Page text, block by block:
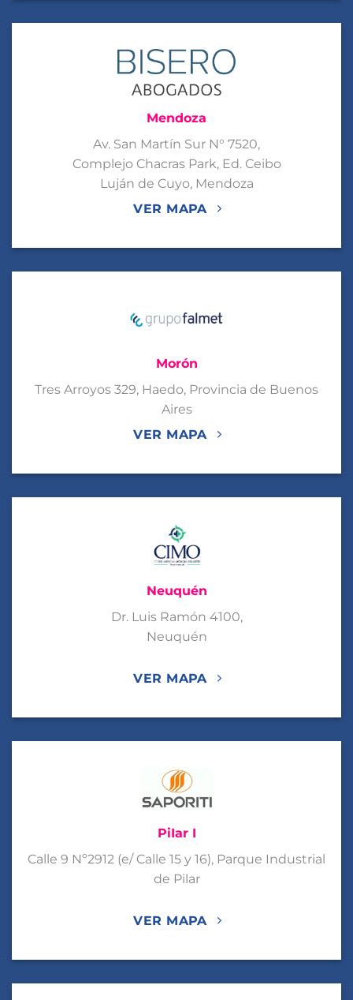
Mendoza
Av. San Martín Sur N° 7520,
Complejo Chacras Park, Ed. Ceibo
Luján de Cuyo, Mendoza
VER MAPA
Morón
Tres Arroyos 329, Haedo, Provincia de Buenos
Aires
VER MAPA
Neuquén
Dr. Luis Ramón 4100,
Neuquén
VER MAPA
PiIar I
Calle 9 Nº2912 (e/ Calle 15 y 16), Parque Industrial
de Pilar
VER MAPA